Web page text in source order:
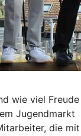
wie viel Freude
Jugendmarkt
die mit